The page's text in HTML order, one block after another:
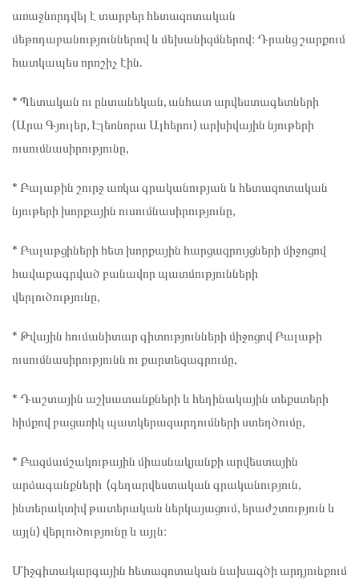
առաջնորդվել է տարբեր հետազոտական
մեթոդաբանություններով և մեխանիզմներով։ Դրանց շարքում
հատկապես որոշիչ էին.
* Պետական ու ընտանեկան, անհատ արվեստագետների
(Արա Գյուլեր, Էլեոնորա Ալհերու) արխիվային նյութերի
ուսումնասիրությունը,
* Բալաթին շուրջ առկա գրականության և հետազոտական
նյութերի խորքային ուսումնասիրությունը,
* Բալաթցիների հետ խորքային հարցազրույցների միջոցով
հավաքագրված բանավոր պատմությունների
վերլուծությունը,
* Թվային հումանիտար գիտությունների միջոցով Բալաթի
ուսումնասիրությունն ու քարտեզագրումը,
* Դաշտային աշխատանքների և հեղինակային տեքստերի
հիմքով բացառիկ պատկերազարդումների ստեղծումը,
* Բազմամշակութային միասնակյանքի արվեստային
արձագանքների (գեղարվեստական գրականություն,
ինտերակտիվ թատերական ներկայացում, երաժշտություն և
այլն) վերլուծությունը և այլն։
Միջգիտակարգային հետազոտական նախագծի արդյունքում